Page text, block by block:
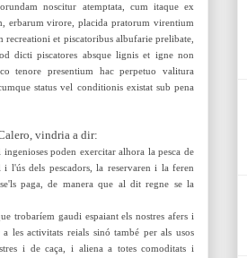
noscitur atemptata, cum itaque ex
erbarum virore, placida pratorum virentium
et piscatoribus albufarie prelibate,
dicti piscatores absque lignis et igne non
tenore presentium hac perpetuo valitura
status vel conditionis existat sub pena
vindria a dir:
poden exercitar alhora la pesca de
l'ús dels pescadors, la reservaren i la feren
paga, de manera que al dit regne se la
trobaríem gaudi espaiant els nostres afers i
les activitats reials sinó també per als usos
i de caça, i aliena a totes comoditats i